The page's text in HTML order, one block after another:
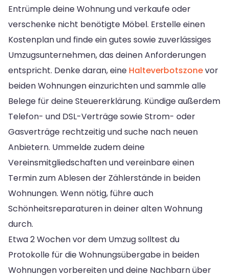
Entrümple deine Wohnung und verkaufe oder
verschenke nicht benötigte Möbel. Erstelle einen
Kostenplan und finde ein gutes sowie zuverlässiges
Umzugsunternehmen, das deinen Anforderungen
entspricht. Denke daran, eine Halteverbotszonevor
beiden Wohnungen einzurichten und sammle alle
Belege für deine Steuererklärung. Kündige außerdem
Telefon- und DSL-Verträge sowie Strom- oder
Gasverträge rechtzeitig und suche nach neuen
Anbietern. Ummelde zudem deine
Vereinsmitgliedschaften und vereinbare einen
Termin zum Ablesen der Zählerstände in beiden
Wohnungen. Wenn nötig, führe auch
Schönheitsreparaturen in deiner alten Wohnung
durch.
Etwa 2 Wochen vor dem Umzug solltest du
Protokolle für die Wohnungsübergabe in beiden
Wohnungen vorbereiten und deine Nachbarn über